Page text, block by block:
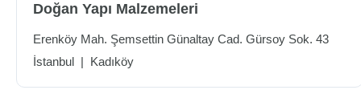
Doğan Yapı Malzemeleri
Erenköy Mah. Şemsettin Günaltay Cad. Gürsoy Sok. 43
İstanbul | Kadıköy